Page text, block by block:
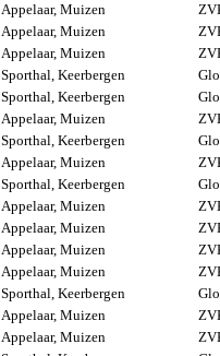
Appelaar, Muizen
Appelaar, Muizen
Appelaar, Muizen
Sporthal, Keerbergen
Sporthal, Keerbergen
Appelaar, Muizen
Sporthal, Keerbergen
Appelaar, Muizen
Sporthal, Keerbergen
Appelaar, Muizen
Appelaar, Muizen
Appelaar, Muizen
Appelaar, Muizen
Sporthal, Keerbergen
Appelaar, Muizen
Appelaar, Muizen